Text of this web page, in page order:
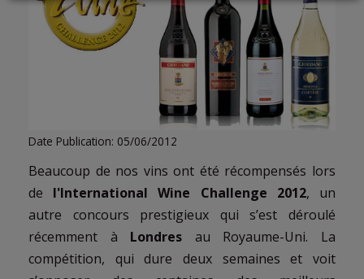
LOGIN
Date Publication: 05/06/2012
Beaucoup de nos vins ont été récompensés lors
de l'International Wine Challenge 2012, un
autre concours prestigieux qui s’est déroulé
récemment à Londres au Royaume-Uni. La
compétition, qui dure deux semaines et voit